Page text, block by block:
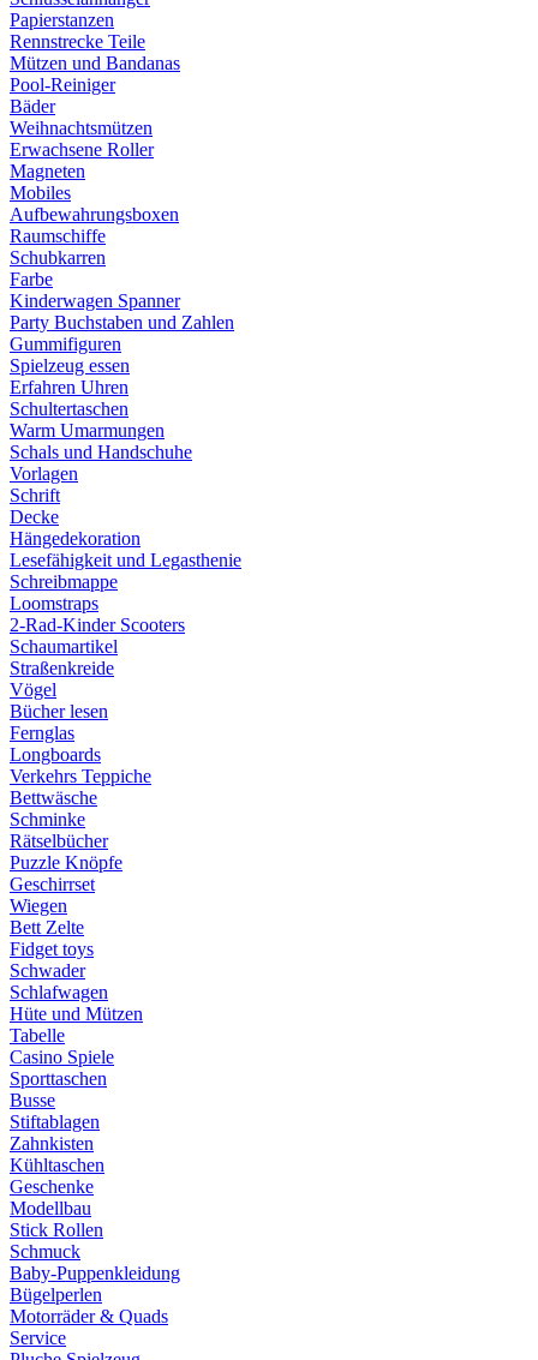
Papierstanzen
Rennstrecke Teile
Mützen und Bandanas
Pool-Reiniger
Bäder
Weihnachtsmützen
Erwachsene Roller
Magneten
Mobiles
Aufbewahrungsboxen
Raumschiffe
Schubkarren
Farbe
Kinderwagen Spanner
Party Buchstaben und Zahlen
Gummifiguren
Spielzeug essen
Erfahren Uhren
Schultertaschen
Warm Umarmungen
Schals und Handschuhe
Vorlagen
Schrift
Decke
Hängedekoration
Lesefähigkeit und Legasthenie
Schreibmappe
Loomstraps
2-Rad-Kinder Scooters
Schaumartikel
Straßenkreide
Vögel
Bücher lesen
Fernglas
Longboards
Verkehrs Teppiche
Bettwäsche
Schminke
Rätselbücher
Puzzle Knöpfe
Geschirrset
Wiegen
Bett Zelte
Fidget toys
Schwader
Schlafwagen
Hüte und Mützen
Tabelle
Casino Spiele
Sporttaschen
Busse
Stiftablagen
Zahnkisten
Kühltaschen
Geschenke
Modellbau
Stick Rollen
Schmuck
Baby-Puppenkleidung
Bügelperlen
Motorräder & Quads
Service